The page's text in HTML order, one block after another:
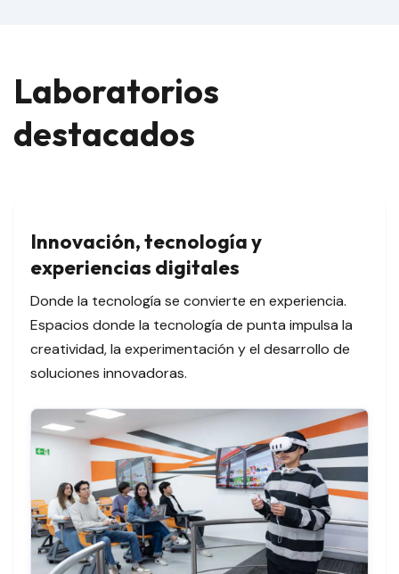
Laboratorios
destacados
Innovación, tecnología y
experiencias digitales
Donde la tecnología se convierte en experiencia.
Espacios donde la tecnología de punta impulsa la
creatividad, la experimentación y el desarrollo de
soluciones innovadoras.